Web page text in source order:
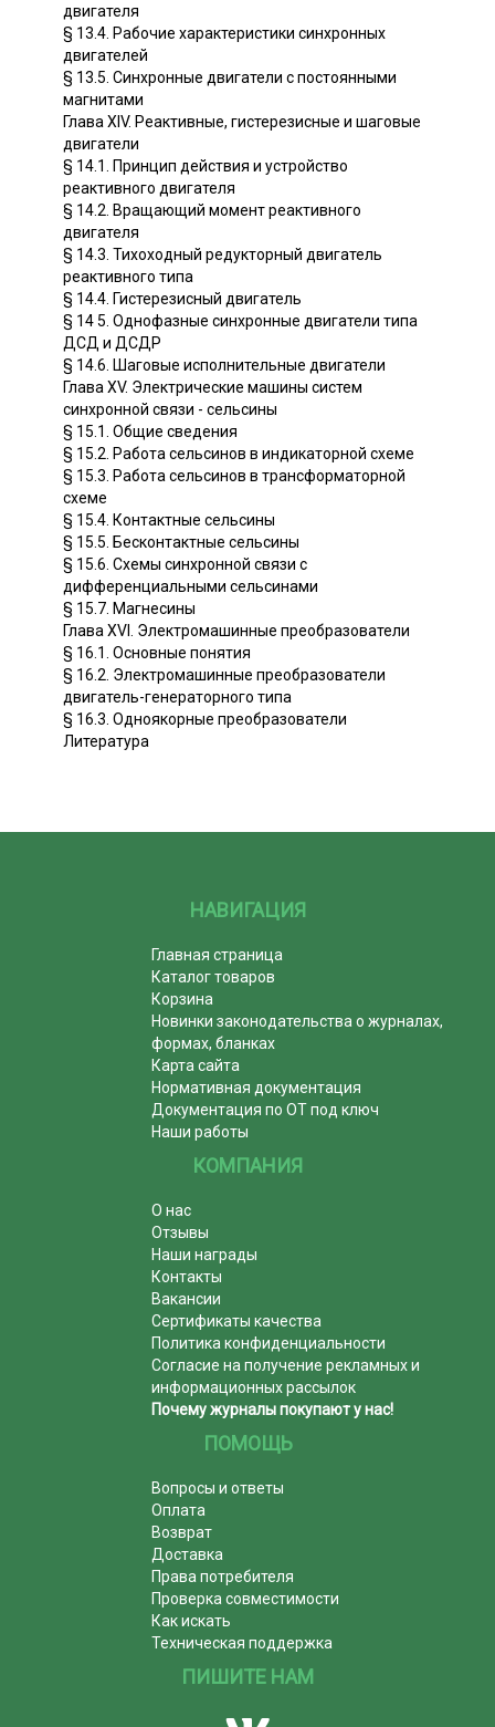
двигателя
§ 13.4. Рабочие характеристики синхронных
двигателей
§ 13.5. Синхронные двигатели с постоянными
магнитами
Глава XIV. Реактивные, гистерезисные и шаговые
двигатели
§ 14.1. Принцип действия и устройство
реактивного двигателя
§ 14.2. Вращающий момент реактивного
двигателя
§ 14.3. Тихоходный редукторный двигатель
реактивного типа
§ 14.4. Гистерезисный двигатель
§ 14 5. Однофазные синхронные двигатели типа
ДСД и ДСДР
§ 14.6. Шаговые исполнительные двигатели
Глава XV. Электрические машины систем
синхронной связи - сельсины
§ 15.1. Общие сведения
§ 15.2. Работа сельсинов в индикаторной схеме
§ 15.3. Работа сельсинов в трансформаторной
схеме
§ 15.4. Контактные сельсины
§ 15.5. Бесконтактные сельсины
§ 15.6. Схемы синхронной связи с
дифференциальными сельсинами
§ 15.7. Магнесины
Глава XVI. Электромашинные преобразователи
§ 16.1. Основные понятия
§ 16.2. Электромашинные преобразователи
двигатель-генераторного типа
§ 16.3. Одноякорные преобразователи
Литература
НАВИГАЦИЯ
Главная страница
Каталог товаров
Корзина
Новинки законодательства о журналах,
формах, бланках
Карта сайта
Нормативная документация
Документация по ОТ под ключ
Наши работы
КОМПАНИЯ
О нас
Отзывы
Наши награды
Контакты
Вакансии
Сертификаты качества
Политика конфиденциальности
Согласие на получение рекламных и
информационных рассылок
Почему журналы покупают у нас!
ПОМОЩЬ
Вопросы и ответы
Оплата
Возврат
Доставка
Права потребителя
Проверка совместимости
Как искать
Техническая поддержка
ПИШИТЕ НАМ